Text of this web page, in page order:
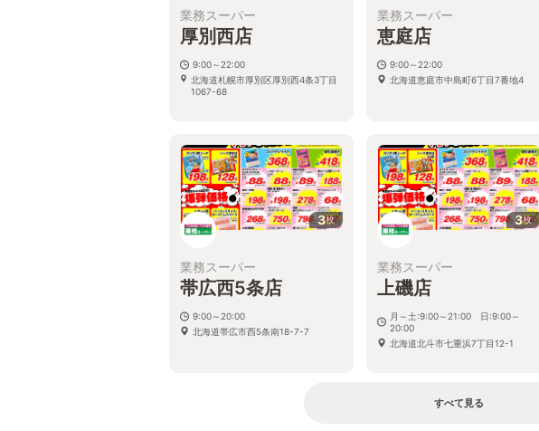
業務スーパー
厚別西店
9:00～22:00
北海道札幌市厚別区厚別西4条3丁目
1067-68
業務スーパー
恵庭店
9:00～22:00
北海道恵庭市中島町6丁目7番地4
3枚
業務スーパー
帯広西5条店
9:00～20:00
北海道帯広市西5条南18-7-7
3枚
業務スーパー
上磯店
月～土:9:00～21:00 日:9:00～
20:00
北海道北斗市七重浜7丁目12-1
すべて見る